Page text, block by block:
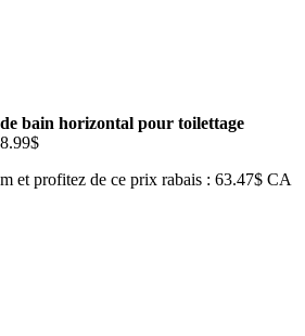
bain horizontal pour toilettage
$
et profitez de ce prix rabais : 63.47$ CA